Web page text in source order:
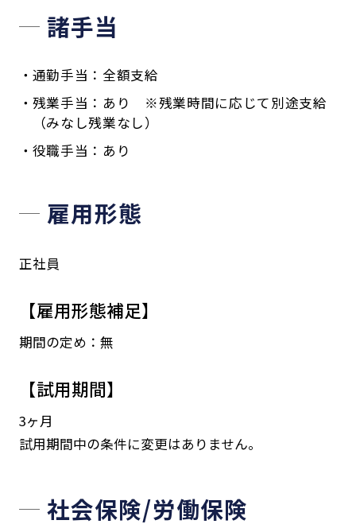
諸手当
通勤手当：全額支給
残業手当：あり ※残業時間に応じて別途支給
（みなし残業なし）
役職手当：あり
雇用形態
正社員
【雇用形態補足】
期間の定め：無
【試用期間】
3ヶ月
試用期間中の条件に変更はありません。
社会保険/労働保険